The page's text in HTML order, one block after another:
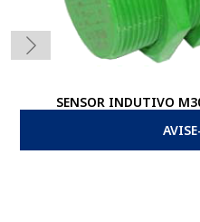
SENSOR INDUTIVO